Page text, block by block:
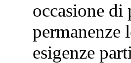
occasione di
permanenze
esigenze